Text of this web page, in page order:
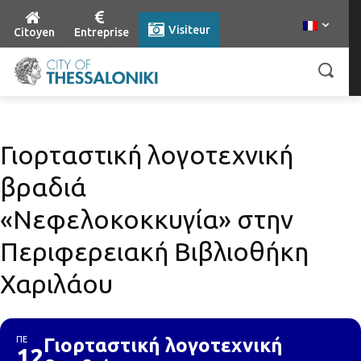
Citoyen Entreprise Visiteur
Γιορταστική λογοτεχνική
βραδιά
«Νεφελοκοκκυγία» στην
Περιφερειακή Βιβλιοθήκη
Χαριλάου
ΠΕ
Γιορταστική λογοτεχνική